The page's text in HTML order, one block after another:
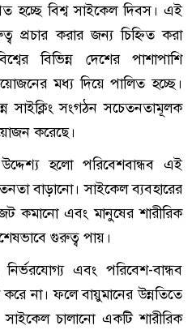
হচ্ছে বিশ্ব সাইকেল দিবস। এই
প্রচার করার জন্য চিহ্নিত করা
বিভিন্ন দেশের পাশাপাশি
মধ্য দিয়ে পালিত হচ্ছে।
সাইক্লিং সংগঠন সচেতনতামূলক
করেছে।
হলো পরিবেশবান্ধব এই
বাড়ানো। সাইকেল ব্যবহারের
কমানো এবং মানুষের শারীরিক
গুরুত্ব পায়।
এবং পরিবেশ-বান্ধব
না। ফলে বায়ুমানের উন্নতিতে
চালানো একটি শারীরিক